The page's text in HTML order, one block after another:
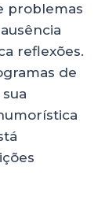
problemas
reflexões.
de